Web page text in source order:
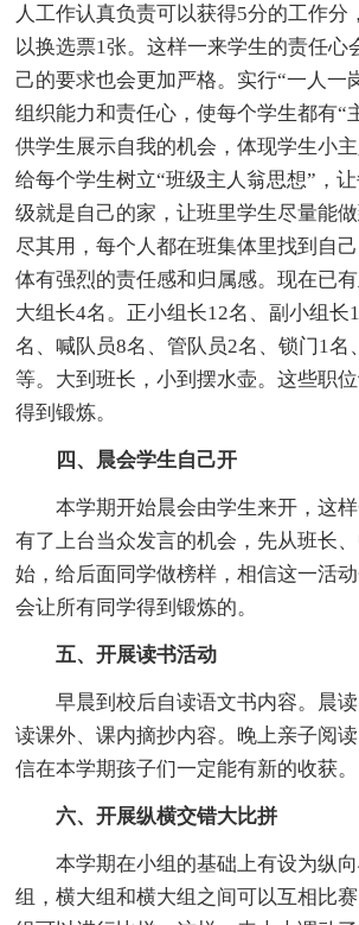
人工作认真负责可以获得5分的工作分
以换选票1张。这样一来学生的责任心
己的要求也会更加严格。实行“一人一
组织能力和责任心，使每个学生都有“
供学生展示自我的机会，体现学生小
给每个学生树立“班级主人翁思想”，
级就是自己的家，让班里学生尽量能
尽其用，每个人都在班集体里找到自
体有强烈的责任感和归属感。现在已
大组长4名。正小组长12名、副小组长
名、喊队员8名、管队员2名、锁门1名
等。大到班长，小到摆水壶。这些职
得到锻炼。
四、晨会学生自己开
本学期开始晨会由学生来开，这
有了上台当众发言的机会，先从班长
始，给后面同学做榜样，相信这一活动
会让所有同学得到锻炼的。
五、开展读书活动
早晨到校后自读语文书内容。晨
读课外、课内摘抄内容。晚上亲子阅
信在本学期孩子们一定能有新的收获。
六、开展纵横交错大比拼
本学期在小组的基础上有设为纵
组，横大组和横大组之间可以互相比